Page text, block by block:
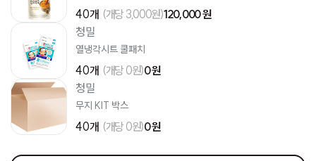
40개 (개당 3,000원)120,000 원
청밀
열냉각시트 쿨패치
40개 (개당 0원)0 원
청밀
무지 KIT 박스
40개 (개당 0원)0 원